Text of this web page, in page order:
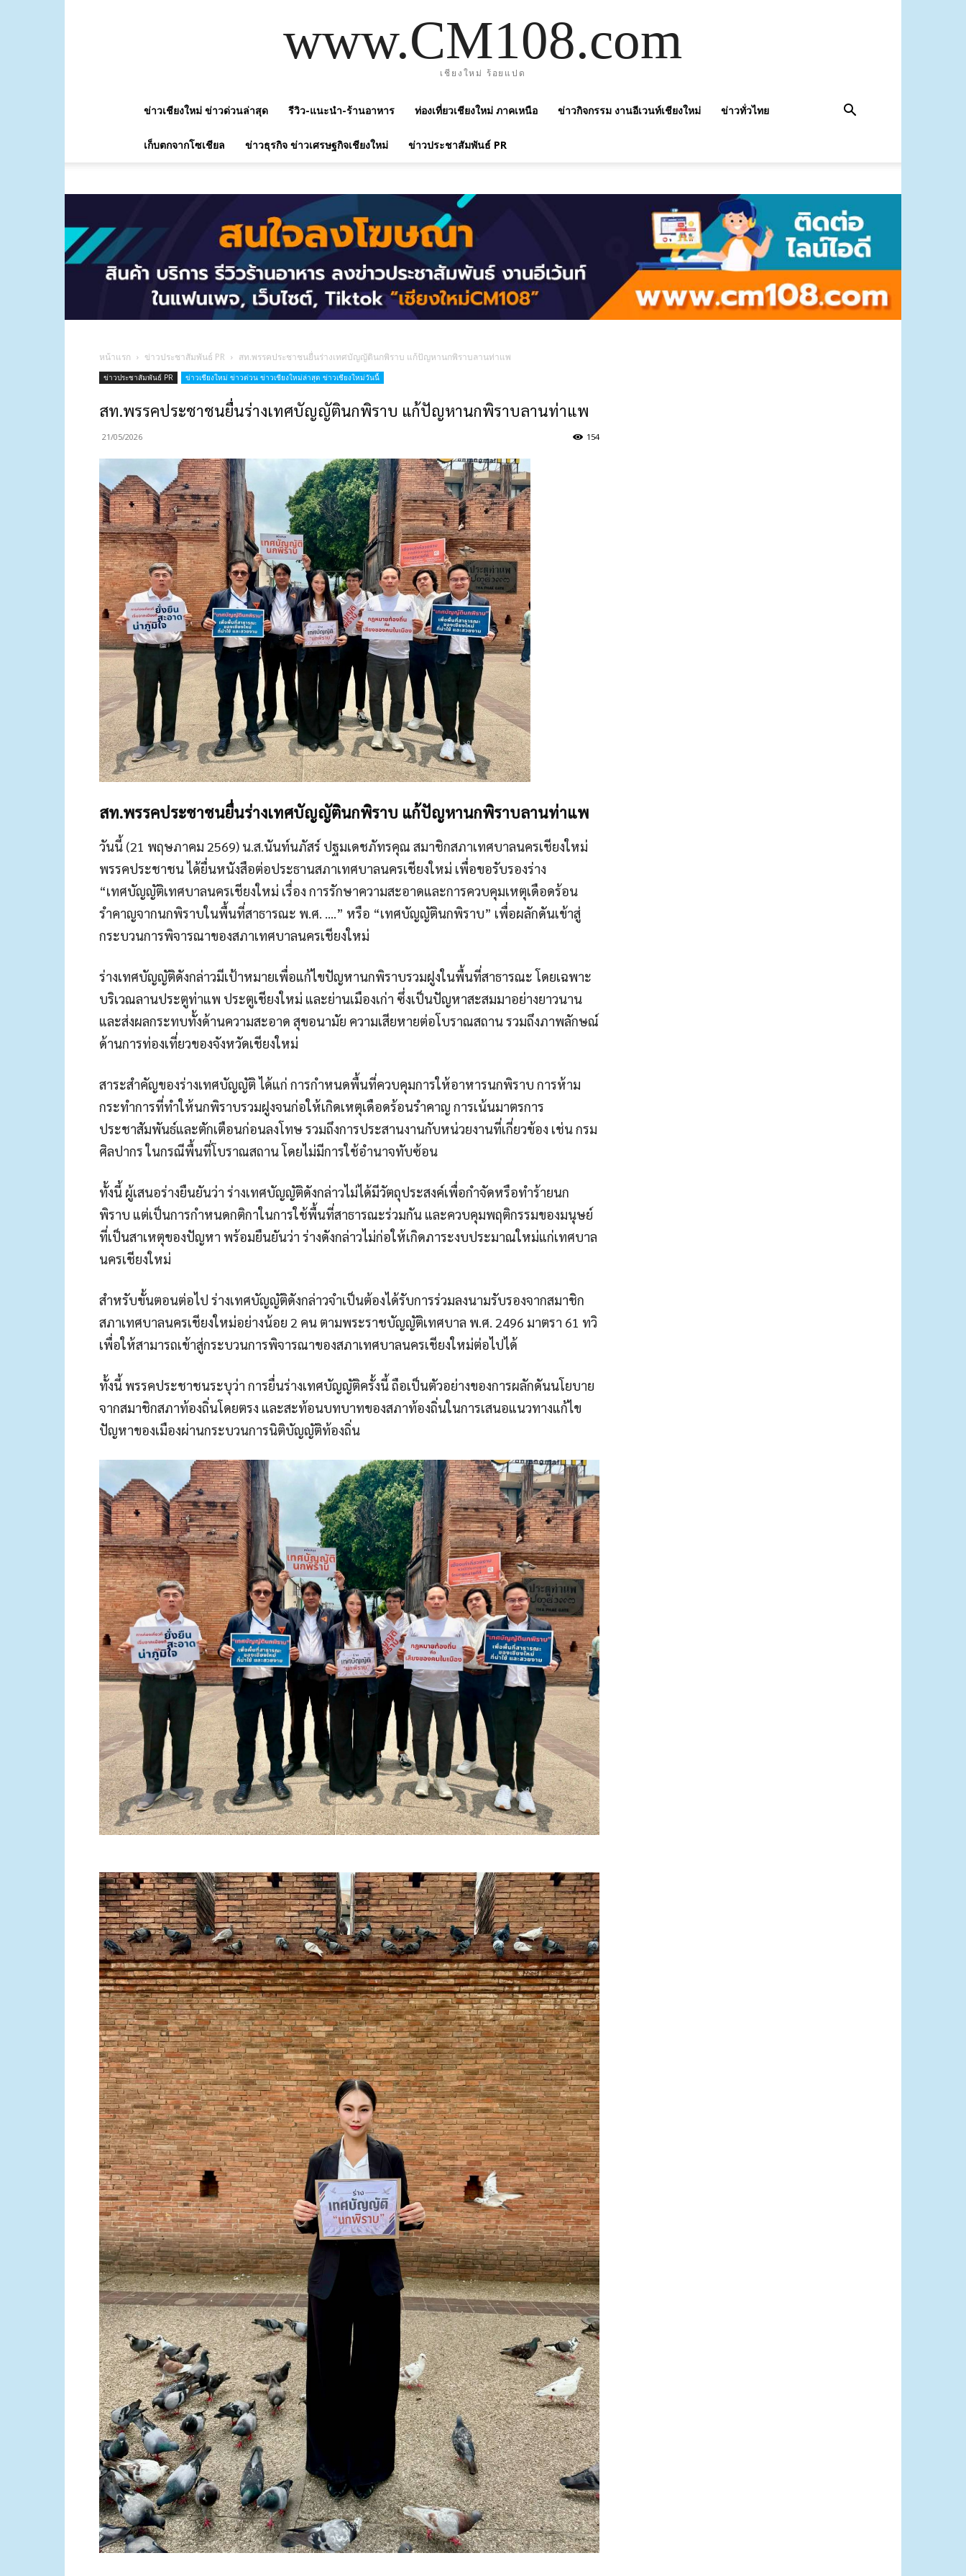
www.CM108.com
เชียงใหม่ ร้อยแปด
ข่าวเชียงใหม่ ข่าวด่วนล่าสุด รีวิว-แนะนำ-ร้านอาหาร ท่องเที่ยวเชียงใหม่ ภาคเหนือ ข่าวกิจกรรม งานอีเวนท์เชียงใหม่ ข่าวทั่วไทย
เก็บตกจากโซเชียล ข่าวธุรกิจ ข่าวเศรษฐกิจเชียงใหม่ ข่าวประชาสัมพันธ์ PR
หน้าแรก ข่าวประชาสัมพันธ์ PR สท.พรรคประชาชนยื่นร่างเทศบัญญัตินกพิราบ แก้ปัญหานกพิราบลานท่าแพ
ข่าวประชาสัมพันธ์ PR ข่าวเชียงใหม่ ข่าวด่วน ข่าวเชียงใหม่ล่าสุด ข่าวเชียงใหม่วันนี้
สท.พรรคประชาชนยื่นร่างเทศบัญญัตินกพิราบ แก้ปัญหานกพิราบลานท่าแพ
21/05/2026 154
สท.พรรคประชาชนยื่นร่างเทศบัญญัตินกพิราบ แก้ปัญหานกพิราบลานท่าแพ
วันนี้ (21 พฤษภาคม 2569) น.ส.นันท์นภัสร์ ปฐมเดชภัทรคุณ สมาชิกสภาเทศบาลนครเชียงใหม่
พรรคประชาชน ได้ยื่นหนังสือต่อประธานสภาเทศบาลนครเชียงใหม่ เพื่อขอรับรองร่าง
“เทศบัญญัติเทศบาลนครเชียงใหม่ เรื่อง การรักษาความสะอาดและการควบคุมเหตุเดือดร้อน
รำคาญจากนกพิราบในพื้นที่สาธารณะ พ.ศ. ….” หรือ “เทศบัญญัตินกพิราบ” เพื่อผลักดันเข้าสู่
กระบวนการพิจารณาของสภาเทศบาลนครเชียงใหม่
ร่างเทศบัญญัติดังกล่าวมีเป้าหมายเพื่อแก้ไขปัญหานกพิราบรวมฝูงในพื้นที่สาธารณะ โดยเฉพาะ
บริเวณลานประตูท่าแพ ประตูเชียงใหม่ และย่านเมืองเก่า ซึ่งเป็นปัญหาสะสมมาอย่างยาวนาน
และส่งผลกระทบทั้งด้านความสะอาด สุขอนามัย ความเสียหายต่อโบราณสถาน รวมถึงภาพลักษณ์
ด้านการท่องเที่ยวของจังหวัดเชียงใหม่
สาระสำคัญของร่างเทศบัญญัติ ได้แก่ การกำหนดพื้นที่ควบคุมการให้อาหารนกพิราบ การห้าม
กระทำการที่ทำให้นกพิราบรวมฝูงจนก่อให้เกิดเหตุเดือดร้อนรำคาญ การเน้นมาตรการ
ประชาสัมพันธ์และตักเตือนก่อนลงโทษ รวมถึงการประสานงานกับหน่วยงานที่เกี่ยวข้อง เช่น กรม
ศิลปากร ในกรณีพื้นที่โบราณสถาน โดยไม่มีการใช้อำนาจทับซ้อน
ทั้งนี้ ผู้เสนอร่างยืนยันว่า ร่างเทศบัญญัติดังกล่าวไม่ได้มีวัตถุประสงค์เพื่อกำจัดหรือทำร้ายนก
พิราบ แต่เป็นการกำหนดกติกาในการใช้พื้นที่สาธารณะร่วมกัน และควบคุมพฤติกรรมของมนุษย์
ที่เป็นสาเหตุของปัญหา พร้อมยืนยันว่า ร่างดังกล่าวไม่ก่อให้เกิดภาระงบประมาณใหม่แก่เทศบาล
นครเชียงใหม่
สำหรับขั้นตอนต่อไป ร่างเทศบัญญัติดังกล่าวจำเป็นต้องได้รับการร่วมลงนามรับรองจากสมาชิก
สภาเทศบาลนครเชียงใหม่อย่างน้อย 2 คน ตามพระราชบัญญัติเทศบาล พ.ศ. 2496 มาตรา 61 ทวิ
เพื่อให้สามารถเข้าสู่กระบวนการพิจารณาของสภาเทศบาลนครเชียงใหม่ต่อไปได้
ทั้งนี้ พรรคประชาชนระบุว่า การยื่นร่างเทศบัญญัติครั้งนี้ ถือเป็นตัวอย่างของการผลักดันนโยบาย
จากสมาชิกสภาท้องถิ่นโดยตรง และสะท้อนบทบาทของสภาท้องถิ่นในการเสนอแนวทางแก้ไข
ปัญหาของเมืองผ่านกระบวนการนิติบัญญัติท้องถิ่น